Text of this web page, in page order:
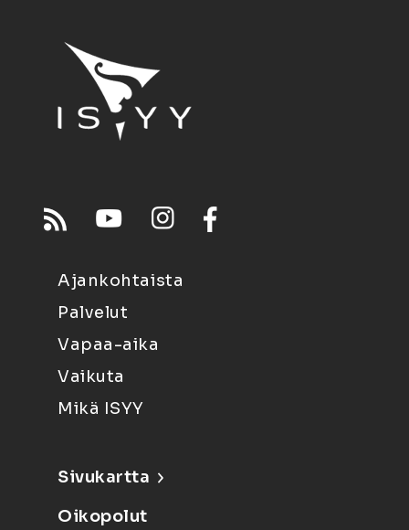
Ajankohtaista
Palvelut
Vapaa-aika
Vaikuta
Mikä ISYY
Sivukartta
Oikopolut